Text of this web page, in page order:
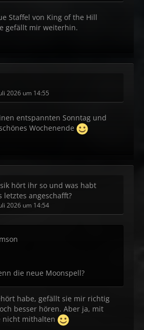
Staffel von King of the Hill
gefällt mir weiterhin.
2026 um 14:55
entspannten Sonntag und
Wochenende
hört ihr so und was habt
letztes angeschafft?
2026 um 14:54
die neue Moonspell?
habe, gefällt sie mir richtig
besser hören. Aber ja, mit
nicht mithalten